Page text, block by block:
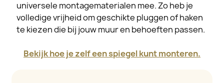
universele montagematerialen mee. Zo heb je
volledige vrijheid om geschikte pluggen of haken
te kiezen die bij jouw muur en behoeften passen.
Bekijk hoe je zelf een spiegel kunt monteren.